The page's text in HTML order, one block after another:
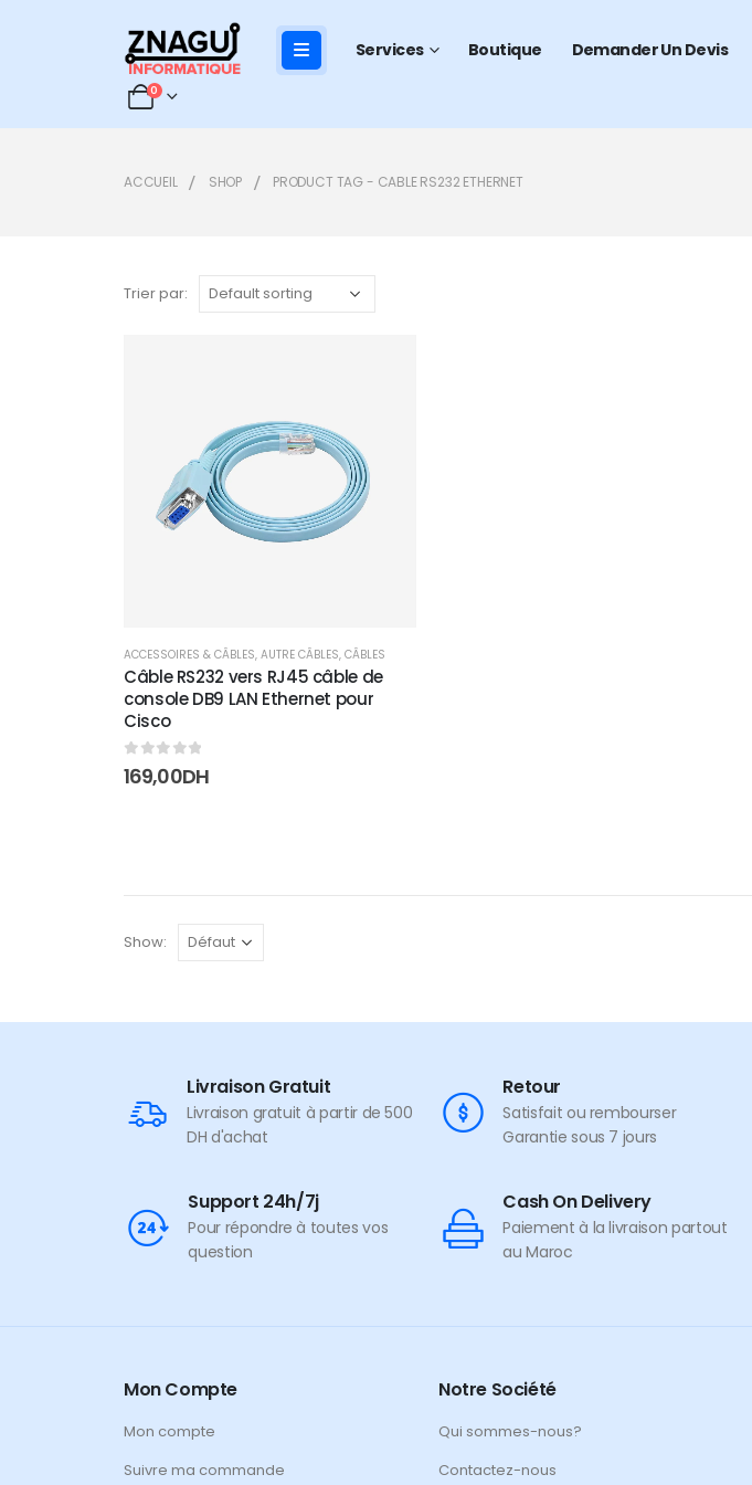
Services Boutique Demander Un Devis
0
ACCUEIL SHOP PRODUCT TAG - CABLE RS232 ETHERNET
Trier par:
wishlist
ACCESSOIRES & CÂBLES, AUTRE CÂBLES, CÂBLES
Câble RS232 vers RJ45 câble de
console DB9 LAN Ethernet pour
Cisco
0sur 5
169,00DH
Show:
Livraison Gratuit
Livraison gratuit à partir de 500
DH d'achat
Retour
Satisfait ou rembourser
Garantie sous 7 jours
Support 24h/7j
Pour répondre à toutes vos
question
Cash On Delivery
Paiement à la livraison partout
au Maroc
Mon Compte
Mon compte
Suivre ma commande
Notre Société
Qui sommes-nous?
Contactez-nous